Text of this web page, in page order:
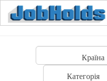
Країна
Категорія